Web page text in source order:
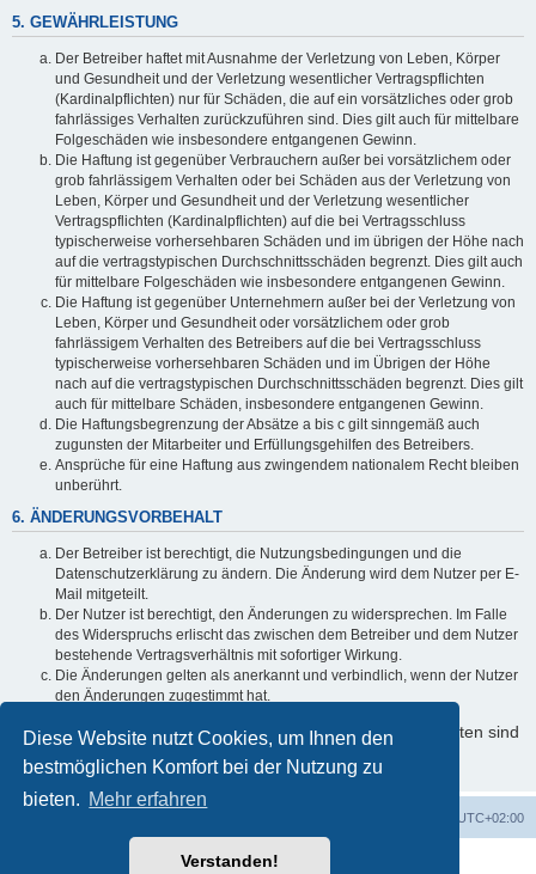
Diese Website nutzt Cookies, um Ihnen den
bestmöglichen Komfort bei der Nutzung zu
bieten. Mehr erfahren
Verstanden!
5. GEWÄHRLEISTUNG
Der Betreiber haftet mit Ausnahme der Verletzung von Leben, Körper
und Gesundheit und der Verletzung wesentlicher Vertragspflichten
(Kardinalpflichten) nur für Schäden, die auf ein vorsätzliches oder grob
fahrlässiges Verhalten zurückzuführen sind. Dies gilt auch für mittelbare
Folgeschäden wie insbesondere entgangenen Gewinn.
Die Haftung ist gegenüber Verbrauchern außer bei vorsätzlichem oder
grob fahrlässigem Verhalten oder bei Schäden aus der Verletzung von
Leben, Körper und Gesundheit und der Verletzung wesentlicher
Vertragspflichten (Kardinalpflichten) auf die bei Vertragsschluss
typischerweise vorhersehbaren Schäden und im übrigen der Höhe nach
auf die vertragstypischen Durchschnittsschäden begrenzt. Dies gilt auch
für mittelbare Folgeschäden wie insbesondere entgangenen Gewinn.
Die Haftung ist gegenüber Unternehmern außer bei der Verletzung von
Leben, Körper und Gesundheit oder vorsätzlichem oder grob
fahrlässigem Verhalten des Betreibers auf die bei Vertragsschluss
typischerweise vorhersehbaren Schäden und im Übrigen der Höhe
nach auf die vertragstypischen Durchschnittsschäden begrenzt. Dies gilt
auch für mittelbare Schäden, insbesondere entgangenen Gewinn.
Die Haftungsbegrenzung der Absätze a bis c gilt sinngemäß auch
zugunsten der Mitarbeiter und Erfüllungsgehilfen des Betreibers.
Ansprüche für eine Haftung aus zwingendem nationalem Recht bleiben
unberührt.
6. ÄNDERUNGSVORBEHALT
Der Betreiber ist berechtigt, die Nutzungsbedingungen und die
Datenschutzerklärung zu ändern. Die Änderung wird dem Nutzer per E-
Mail mitgeteilt.
Der Nutzer ist berechtigt, den Änderungen zu widersprechen. Im Falle
des Widerspruchs erlischt das zwischen dem Betreiber und dem Nutzer
bestehende Vertragsverhältnis mit sofortiger Wirkung.
Die Änderungen gelten als anerkannt und verbindlich, wenn der Nutzer
den Änderungen zugestimmt hat.
Informationen über den Umgang mit Ihren persönlichen Daten sind
in der Datenschutzerklärung enthalten.
UTC+02:00
Powered byphpBB® Forum Software © phpBB Limited